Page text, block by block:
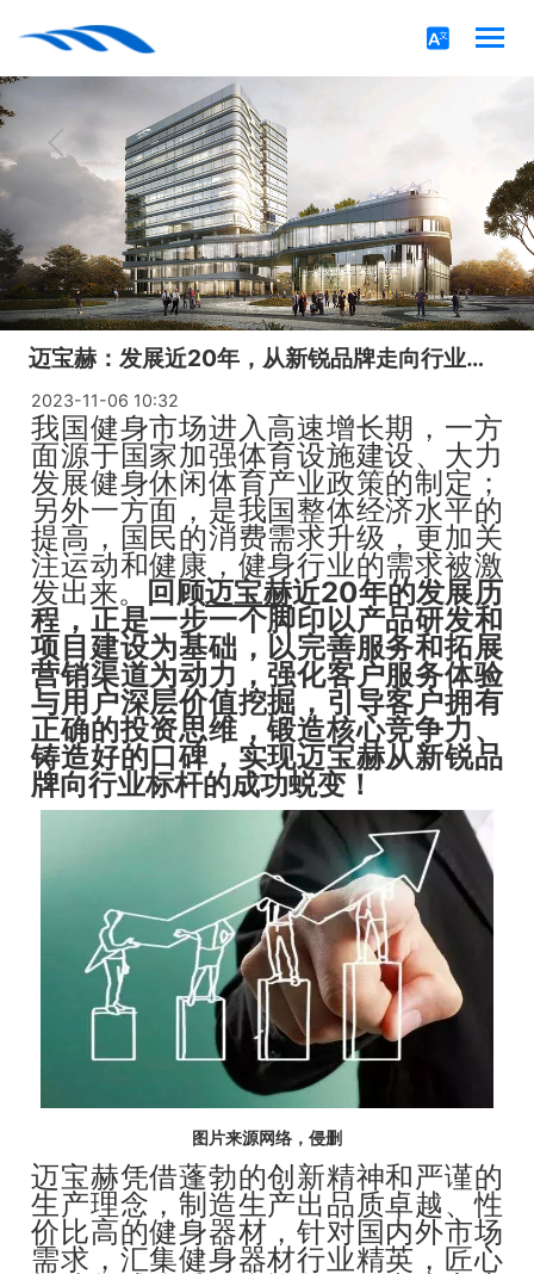
迈宝赫：发展近20年，从新锐品牌走向行业标杆
2023-11-06 10:32
我国健身市场进入高速增长期，一方
面源于国家加强体育设施建设、大力
发展健身休闲体育产业政策的制定；
另外一方面，是我国整体经济水平的
提高，国民的消费需求升级，更加关
注运动和健康，健身行业的需求被激
发出来。 回顾迈宝赫近20年的发展历
程， 正是一步一个脚印以产品研发和
项目建设为基础，以完善服务和拓展
营销渠道为动力，强化客户服务体验
与用户深层价值挖掘，引导客户拥有
正确的投资思维，锻造核心竞争力、
铸造好的口碑，实现迈宝赫从新锐品
牌向行业标杆的成功蜕变！
图片来源网络，侵删
迈宝赫凭借蓬勃的创新精神和严谨的
生产理念，制造生产出品质卓越、性
价比高的健身器材，针对国内外市场
需求，汇集健身器材行业精英，匠心